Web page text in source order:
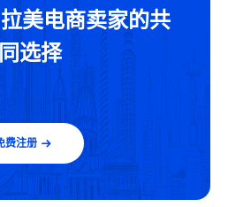
美电商卖家的共
选择
费注册